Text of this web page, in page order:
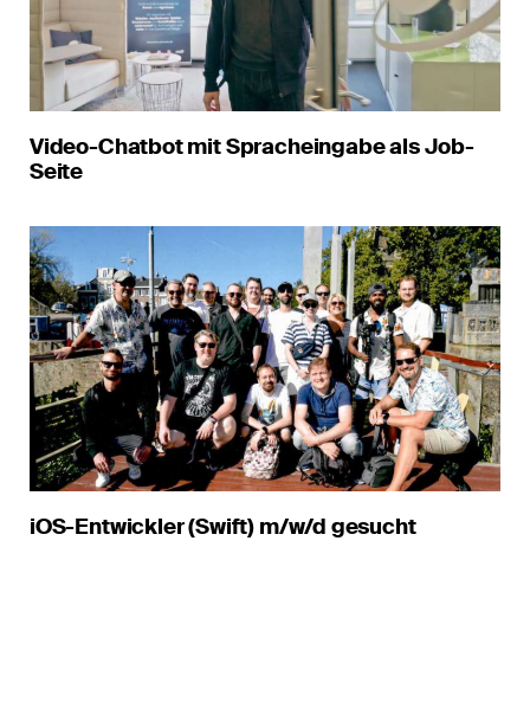
Video-Chatbot mit Spracheingabe als Job-
Seite
iOS-Entwickler (Swift) m/w/d gesucht